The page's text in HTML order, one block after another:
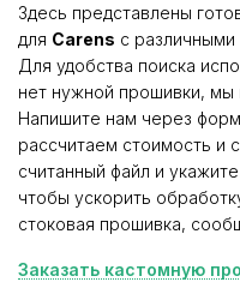
Здесь представлены
для Carens с различными
Для удобства поиска
нет нужной прошивки, мы
Напишите нам через
рассчитаем стоимость и
считанный файл и
чтобы ускорить
стоковая прошивка,
Заказать кастомную